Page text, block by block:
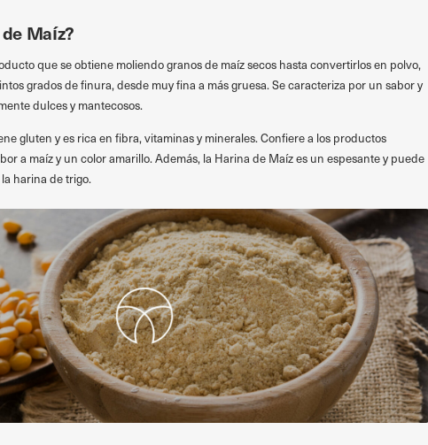
Maíz?
que se obtiene moliendo granos de maíz secos hasta convertirlos en polvo,
grados de finura, desde muy fina a más gruesa. Se caracteriza por un sabor y
dulces y mantecosos.
gluten y es rica en fibra, vitaminas y minerales. Confiere a los productos
a maíz y un color amarillo. Además, la Harina de Maíz es un espesante y puede
harina de trigo.